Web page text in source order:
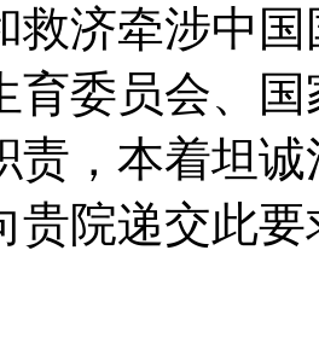
救济牵涉中
育委员会、
责，本着坦
贵院递交此要